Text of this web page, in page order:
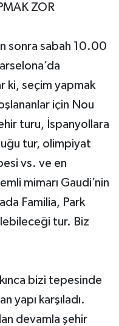
ZOR
sonra sabah 10.00
ki, seçim yapmak
için Nou
turu, İspanyollara
tur, olimpiyat
vs. ve en
mimarı Gaudi’nin
Familia, Park
tur. Biz
bizi tepesinde
yapı karşıladı.
devamla şehir